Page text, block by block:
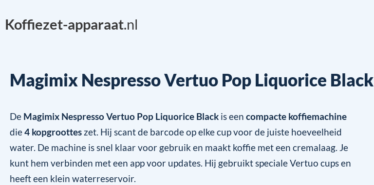
Koffiezet-apparaat.nl
Magimix Nespresso Vertuo Pop Liquorice Black
De Magimix Nespresso Vertuo Pop Liquorice Black is een compacte koffiemachine
die4 kopgroottes zet. Hij scant de barcode op elke cup voor de juiste hoeveelheid
water. De machine is snel klaar voor gebruik en maakt koffie met een cremalaag. Je
kunt hem verbinden met een app voor updates. Hij gebruikt speciale Vertuo cups en
heeft een klein waterreservoir.